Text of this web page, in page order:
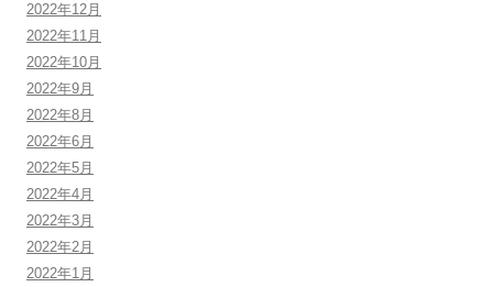
2022年12月
2022年11月
2022年10月
2022年9月
2022年8月
2022年6月
2022年5月
2022年4月
2022年3月
2022年2月
2022年1月